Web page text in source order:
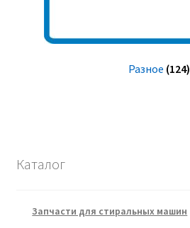
Разное (124)
Каталог
Запчасти для стиральных машин